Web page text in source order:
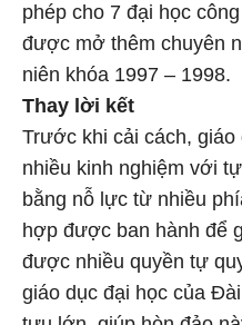
phép cho 7 đại học
được mở thêm chuyên
niên khóa 1997 – 1998.
Thay lời kết
Trước khi cải cách,
nhiều kinh nghiệm với
bằng nỗ lực từ nhiều
hợp được ban hành để
được nhiều quyền tự
giáo dục đại học của